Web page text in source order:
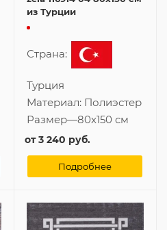
из Турции
Страна:
Турция
Материал: Полиэстер
Размер—80x150 см
от3 240 руб.
Подробнее